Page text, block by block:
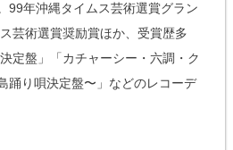
99年沖縄タイムス芸術選賞グラン
芸術選賞奨励賞ほか、受賞歴多
定盤」「カチャーシー・六調・ク
踊り唄決定盤〜」などのレコーデ